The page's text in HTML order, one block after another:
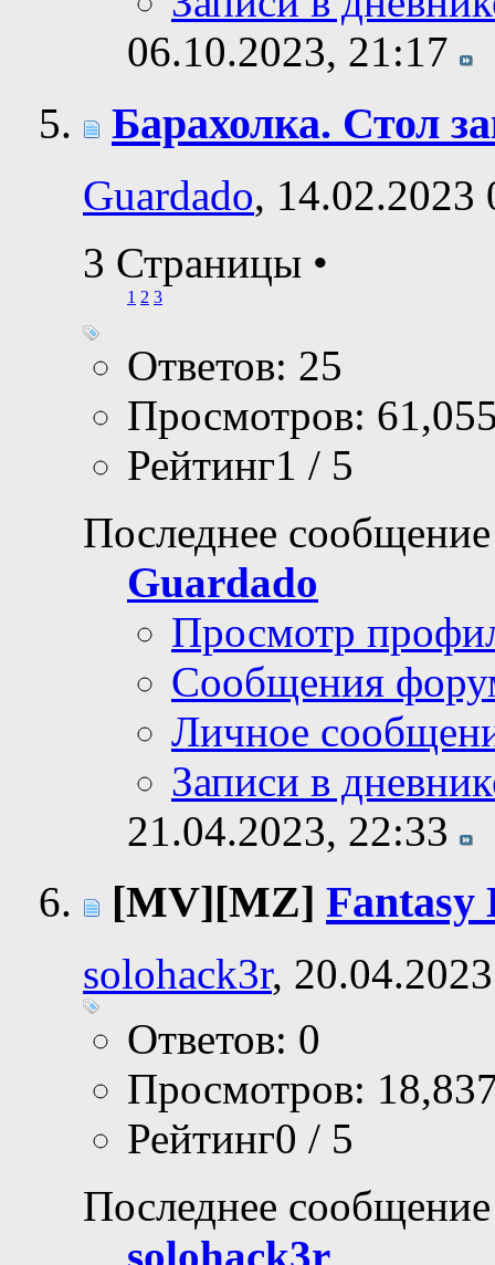
06.10.2023, 21:17
Барахолка. Стол
Guardado, 14.02.2023
3 Страницы •
1 2 3
Ответов: 25
Просмотров:
Рейтинг1 / 5
Последнее
Guardado
Просмотр
Сообщения
Личное
Записи в
21.04.2023, 22:33
[MV][MZ] Fantasy
solohack3r,
Ответов: 0
Просмотров:
Рейтинг0 / 5
Последнее